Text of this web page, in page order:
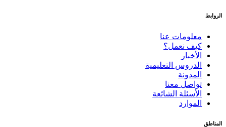
الروابط
معلومات عنا
كيف نعمل؟
الأخبار
الدروس التعليمية
المدونة
تواصل معنا
الأسئلة الشائعة
الموارد
المناطق